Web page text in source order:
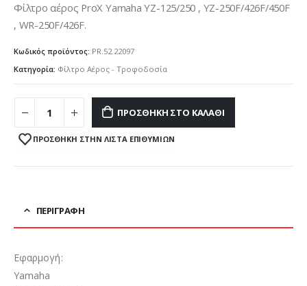
Φίλτρο αέρος ProX Yamaha YZ-125/250 , YZ-250F/426F/450F
, WR-250F/426F.
Κωδικός προϊόντος: PR.52.22097
Κατηγορία: Φίλτρο Αέρος - Τροφοδοσία
ΠΡΟΣΘΉΚΗ ΣΤΟ ΚΑΛΆΘΙ
ΠΡΌΣΘΉΚΗ ΣΤΗΝ ΛΊΣΤΑ ΕΠΙΘΥΜΙΏΝ
ΠΕΡΙΓΡΑΦΉ
Εφαρμογή:
Yamaha